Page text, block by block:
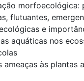
morfoecológica:
flutuantes,
e
aquáticas nos
ameaças às plantas